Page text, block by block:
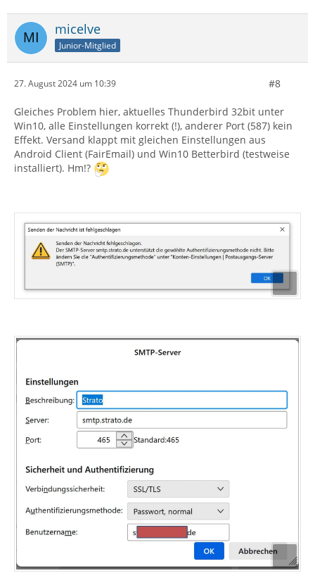
micelve
Junior-Mitglied
27. August 2024 um 10:39 #8
Gleiches Problem hier, aktuelles Thunderbird 32bit unter
Win10, alle Einstellungen korrekt (!), anderer Port (587) kein
Effekt. Versand klappt mit gleichen Einstellungen aus
Android Client (FairEmail) und Win10 Betterbird (testweise
installiert). Hm!?